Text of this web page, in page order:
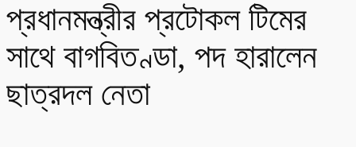
প্রধানমন্ত্রীর প্রটোকল টিমের
সাথে বাগবিতণ্ডা, পদ হারালেন
ছাত্রদল নেতা